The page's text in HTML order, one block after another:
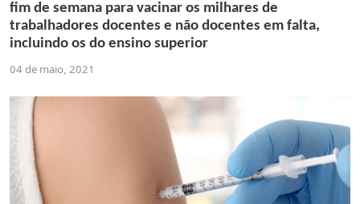
fim de semana para vacinar os milhares de
trabalhadores docentes e não docentes em falta,
incluindo os do ensino superior
04 de maio, 2021